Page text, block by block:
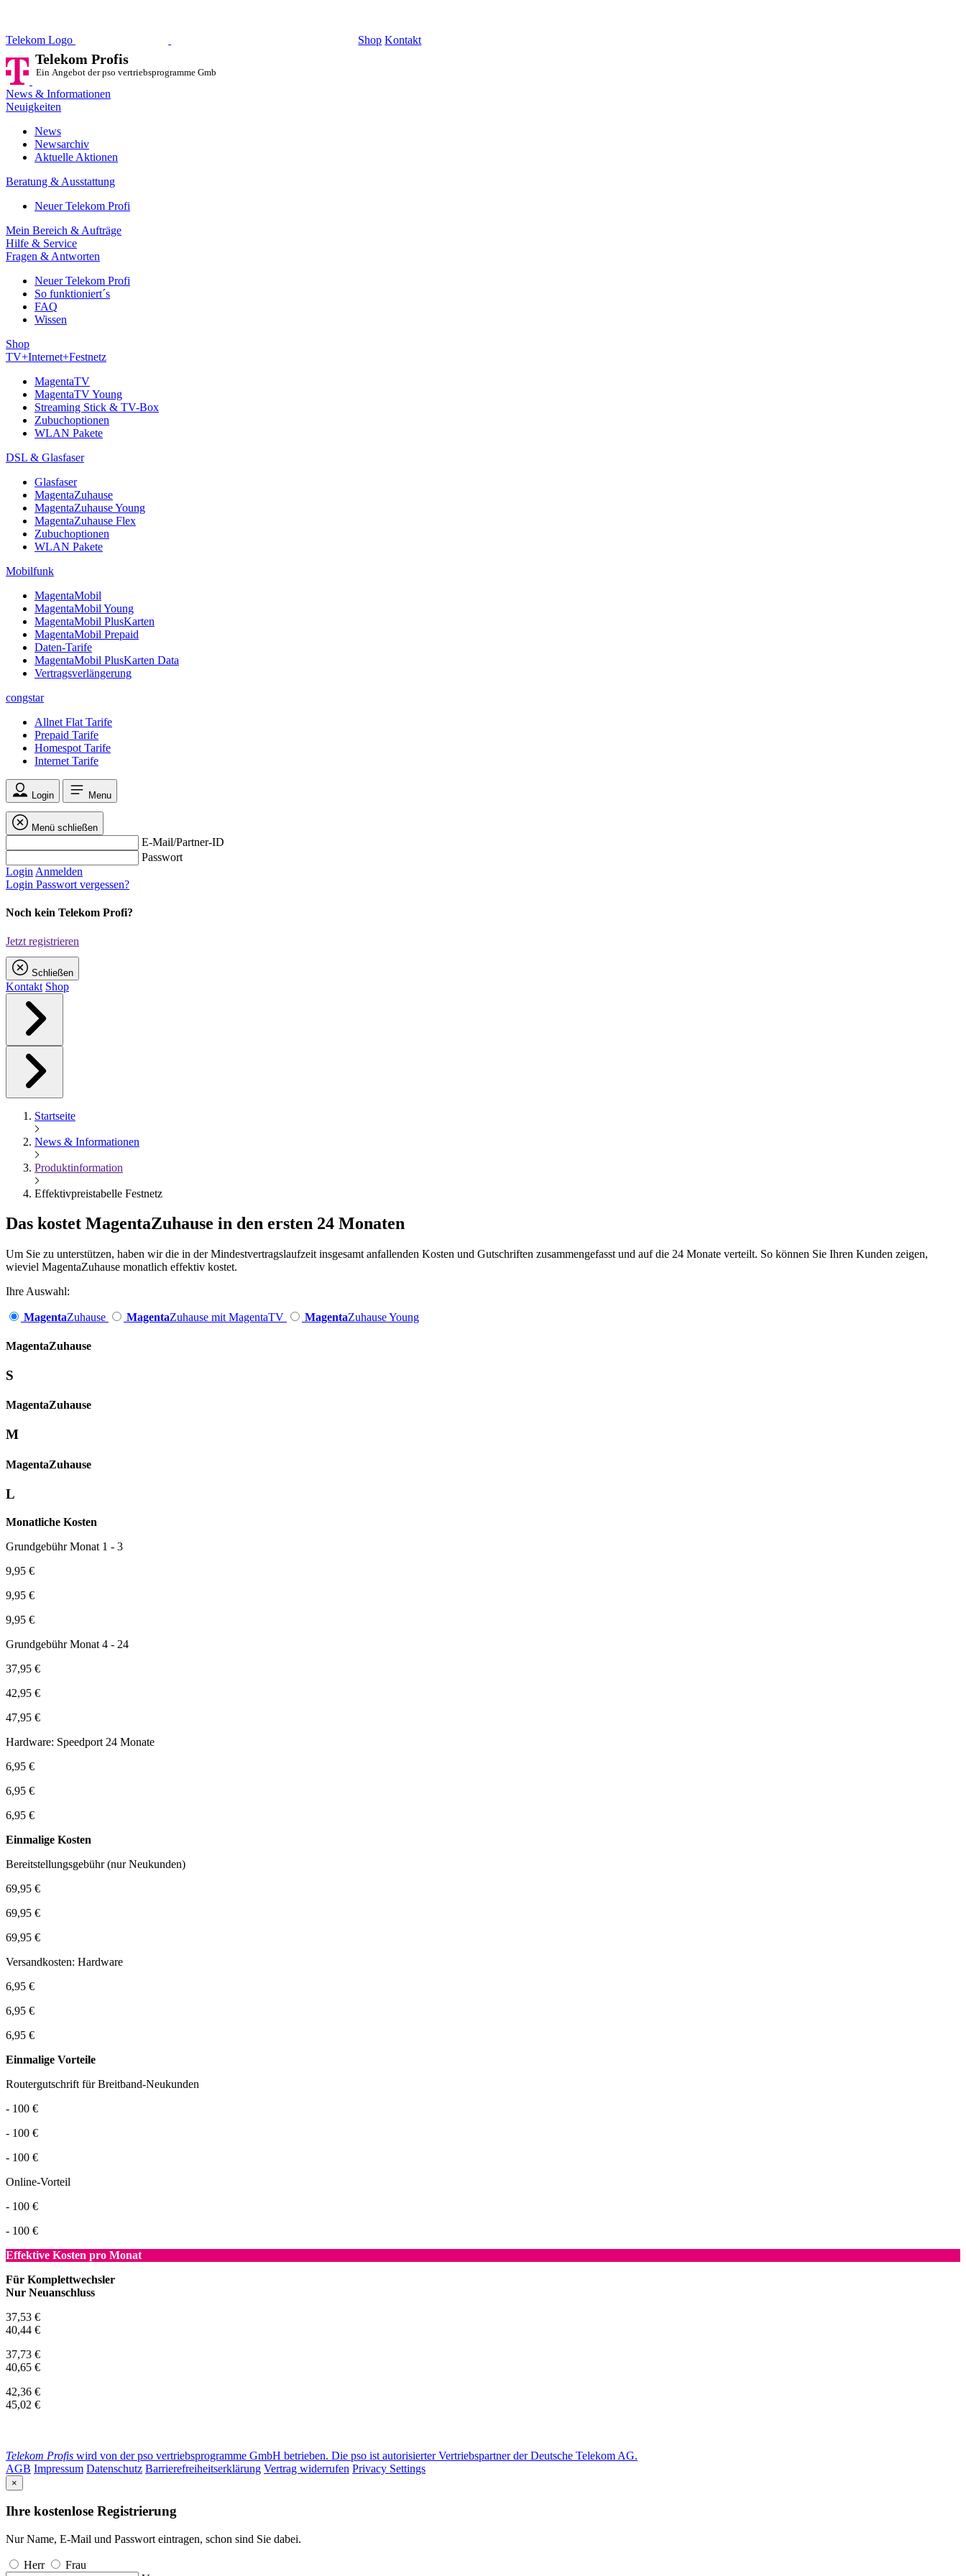
Telekom Logo Shop Kontakt
Telekom Profis
Ein Angebot der pso vertriebsprogramme GmbH
News & Informationen
Neuigkeiten
News
Newsarchiv
Aktuelle Aktionen
Beratung & Ausstattung
Neuer Telekom Profi
Mein Bereich & Aufträge
Hilfe & Service
Fragen & Antworten
Neuer Telekom Profi
So funktioniert´s
FAQ
Wissen
Shop
TV+Internet+Festnetz
MagentaTV
MagentaTV Young
Streaming Stick & TV-Box
Zubuchoptionen
WLAN Pakete
DSL & Glasfaser
Glasfaser
MagentaZuhause
MagentaZuhause Young
MagentaZuhause Flex
Zubuchoptionen
WLAN Pakete
Mobilfunk
MagentaMobil
MagentaMobil Young
MagentaMobil PlusKarten
MagentaMobil Prepaid
Daten-Tarife
MagentaMobil PlusKarten Data
Vertragsverlängerung
congstar
Allnet Flat Tarife
Prepaid Tarife
Homespot Tarife
Internet Tarife
Login Menu
Menü schließen
E-Mail/Partner-ID
Passwort
Login Anmelden
Login Passwort vergessen?
Noch kein Telekom Profi?
Jetzt registrieren
Schließen
Kontakt Shop
Startseite
News & Informationen
Produktinformation
Effektivpreistabelle Festnetz
Das kostet MagentaZuhause in den ersten 24 Monaten
Um Sie zu unterstützen, haben wir die in der Mindestvertragslaufzeit insgesamt anfallenden Kosten und Gutschriften zusammengefasst und auf die 24 Monate verteilt. So können Sie Ihren Kunden zeigen,
wieviel MagentaZuhause monatlich effektiv kostet.
Ihre Auswahl:
MagentaZuhause MagentaZuhause mit MagentaTV MagentaZuhause Young
Magenta­Zuhause
S
Magenta­Zuhause
M
Magenta­Zuhause
L
Monatliche Kosten
Grundgebühr Monat 1 - 3
9,95 €
9,95 €
9,95 €
Grundgebühr Monat 4 - 24
37,95 €
42,95 €
47,95 €
Hardware: Speedport 24 Monate
6,95 €
6,95 €
6,95 €
Einmalige Kosten
Bereitstellungsgebühr (nur Neukunden)
69,95 €
69,95 €
69,95 €
Versandkosten: Hardware
6,95 €
6,95 €
6,95 €
Einmalige Vorteile
Routergutschrift für Breitband-Neukunden
- 100 €
- 100 €
- 100 €
Online-Vorteil
- 100 €
- 100 €
Effektive Kosten pro Monat
Für Komplettwechsler
Nur Neuanschluss
37,53 €
40,44 €
37,73 €
40,65 €
42,36 €
45,02 €
Telekom Profis wird von der pso vertriebsprogramme GmbH betrieben. Die pso ist autorisierter Vertriebspartner der Deutsche Telekom AG.
AGB Impressum Datenschutz Barrierefreiheitserklärung Vertrag widerrufen Privacy Settings
×
Ihre kostenlose Registrierung
Nur Name, E-Mail und Passwort eintragen, schon sind Sie dabei.
Herr
Frau